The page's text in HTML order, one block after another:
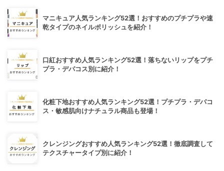
マニキュア人気ランキング52選！おすすめのプチプラや速
乾タイプのネイルポリッシュを紹介！
口紅おすすめ人気ランキング52選！落ちないリップをプチ
プラ・デパコス別に紹介！
化粧下地おすすめ人気ランキング52選！プチプラ・デパコ
ス・敏感肌向けナチュラル商品も登場！
クレンジングおすすめ人気ランキング52選！徹底調査して
テクスチャータイプ別に紹介！